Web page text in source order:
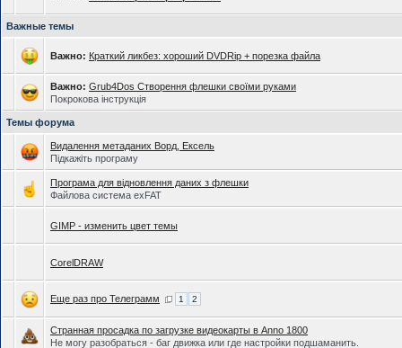
Важные темы
Важно: Краткий ликбез: хороший DVDRip + порезка файла
Важно: Grub4Dos Створення флешки своїми руками
Покрокова інструкція
Темы форума
Видалення метаданих Ворд, Ексель
Підкажіть програму
Програма для відновлення даних з флешки
Файлова система exFAT
GIMP - изменить цвет темы
CorelDRAW
Еще раз про Телеграмм 1 2
Странная просадка по загрузке видеокарты в Anno 1800
Не могу разобраться - баг движка или где настройки подшаманить.